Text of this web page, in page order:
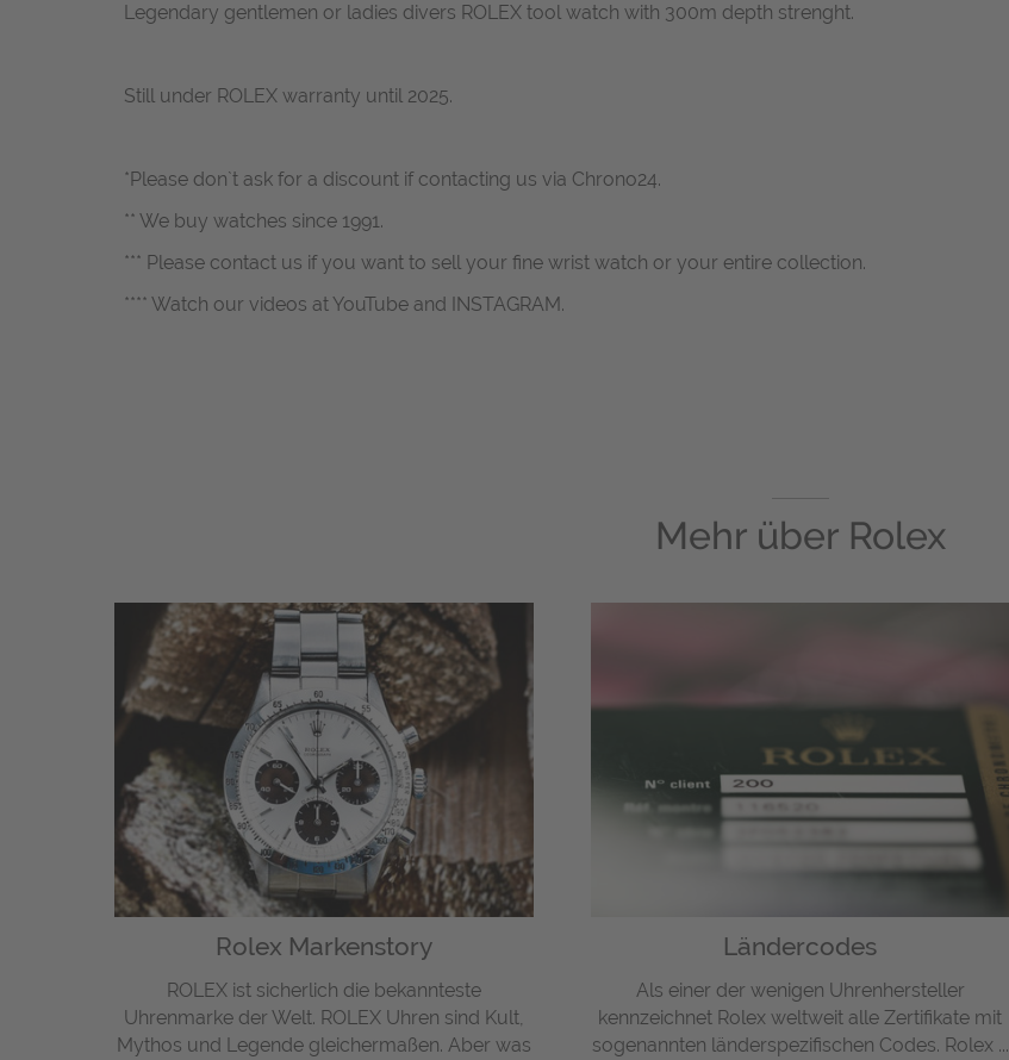
Legendary gentlemen or ladies divers ROLEX tool watch with 300m depth strenght.
Still under ROLEX warranty until 2025.
*Please don`t ask for a discount if contacting us via Chrono24.
** We buy watches since 1991.
*** Please contact us if you want to sell your fine wrist watch or your entire collection.
**** Watch our videos at YouTube and INSTAGRAM.
Mehr über Rolex
Rolex Markenstory
ROLEX ist sicherlich die bekannteste
Uhrenmarke der Welt. ROLEX Uhren sind Kult,
Mythos und Legende gleichermaßen. Aber was
Ländercodes
Als einer der wenigen Uhrenhersteller
kennzeichnet Rolex weltweit alle Zertifikate mit
sogenannten länderspezifischen Codes. Rolex ...